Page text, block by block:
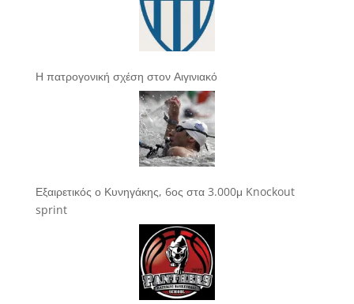
Η πατρογονική σχέση στον Αιγινιακό
Εξαιρετικός ο Κυνηγάκης, 6ος στα 3.000μ Knockout
sprint